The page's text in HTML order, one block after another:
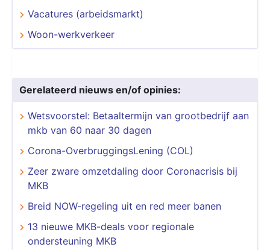
Vacatures (arbeidsmarkt)
Woon-werkverkeer
Gerelateerd nieuws en/of opinies:
Wetsvoorstel: Betaaltermijn van grootbedrijf aan
mkb van 60 naar 30 dagen
Corona-OverbruggingsLening (COL)
Zeer zware omzetdaling door Coronacrisis bij
MKB
Breid NOW-regeling uit en red meer banen
13 nieuwe MKB-deals voor regionale
ondersteuning MKB